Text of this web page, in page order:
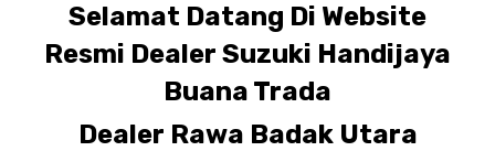
Selamat Datang Di Website
Resmi Dealer Suzuki Handijaya
Buana Trada
Dealer Rawa Badak Utara